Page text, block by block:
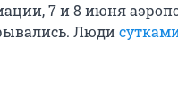
7 и 8 июня
Люди